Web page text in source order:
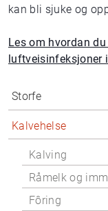
kan bli sjuke og
Les om hvordan
luftveisinfeksjoner
Storfe
Kalvehelse
Kalving
Råmelk og
Fôring